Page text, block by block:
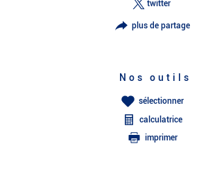
twitter
plus de partage
Nos outils
sélectionner
calculatrice
imprimer